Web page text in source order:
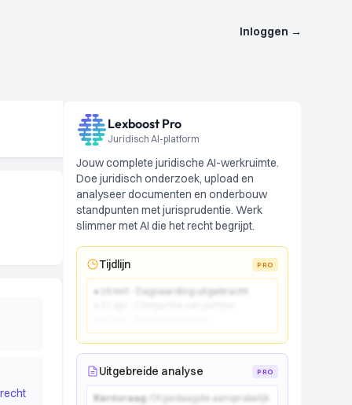
Inloggen →
Lexboost Pro
Juridisch AI-platform
Jouw complete juridische AI-werkruimte.
Doe juridisch onderzoek, upload en
analyseer documenten en onderbouw
standpunten met jurisprudentie. Werk
slimmer met AI die het recht begrijpt.
Tijdlijn PRO
● 15 mrt - Dagvaarding uitgebracht
Uitgebreide analyse PRO
Kernvraag:
Of gedaagde aansprakelijk